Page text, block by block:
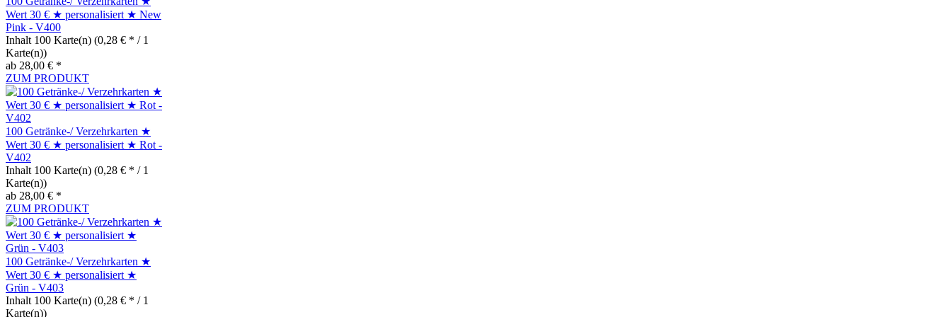
Wert 30 € ★ personalisiert ★ New
Pink - V400
Inhalt 100 Karte(n) (0,28 € * / 1
Karte(n))
ab 28,00 € *
ZUM PRODUKT
100 Getränke-/ Verzehrkarten ★
Wert 30 € ★ personalisiert ★ Rot -
V402
Inhalt 100 Karte(n) (0,28 € * / 1
Karte(n))
ab 28,00 € *
ZUM PRODUKT
100 Getränke-/ Verzehrkarten ★
Wert 30 € ★ personalisiert ★
Grün - V403
Inhalt 100 Karte(n) (0,28 € * / 1
Karte(n))